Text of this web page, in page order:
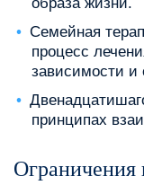
Семейная
процесс
зависимости и
принципах